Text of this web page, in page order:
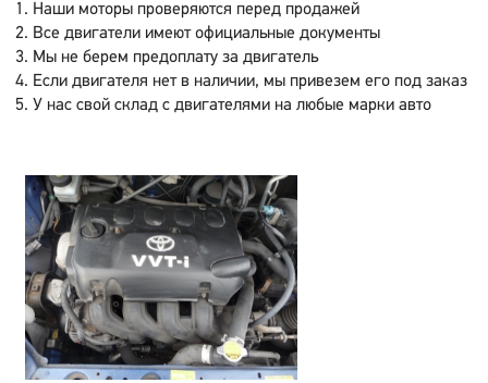
Наши моторы проверяются перед продажей
Все двигатели имеют официальные документы
Мы не берем предоплату за двигатель
Если двигателя нет в наличии, мы привезем его под заказ
У нас свой склад с двигателями на любые марки авто